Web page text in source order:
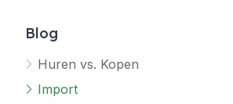
Blog
Huren vs. Kopen
Import